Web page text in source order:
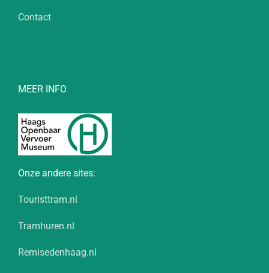
Contact
MEER INFO
Onze andere sites:
Touristtram.nl
Tramhuren.nl
Remisedenhaag.nl